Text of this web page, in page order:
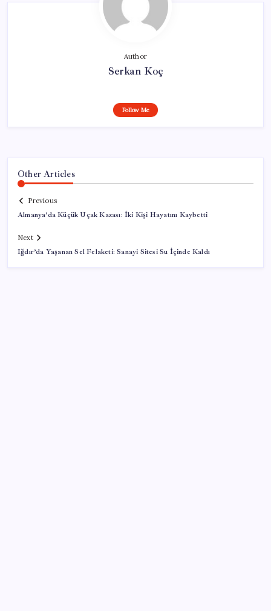
Author
Serkan Koç
Follow Me
Other Articles
Previous
Almanya’da Küçük Uçak Kazası: İki Kişi Hayatını Kaybetti
Next
Iğdır’da Yaşanan Sel Felaketi: Sanayi Sitesi Su İçinde Kaldı